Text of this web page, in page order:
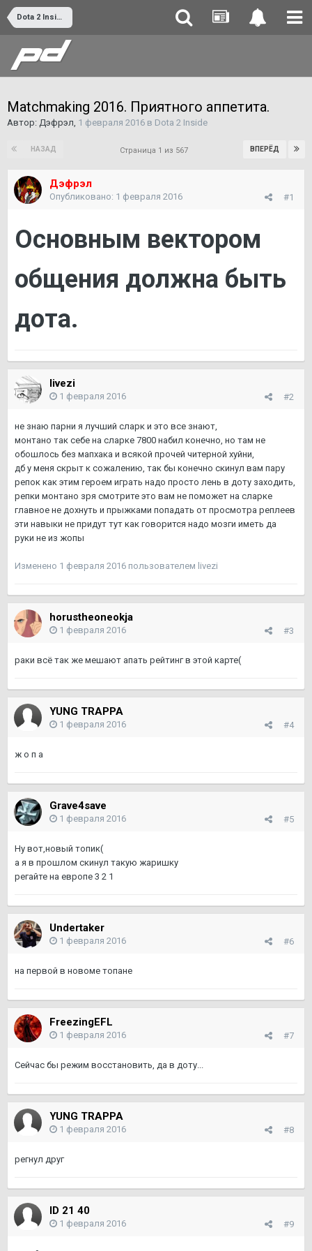
Dota 2 Inside
Matchmaking 2016. Приятного аппетита.
Автор: Дэфрэл, 1 февраля 2016 в Dota 2 Inside
НАЗАД ВПЕРЁД
Страница 1 из 567
Дэфрэл
#1
Опубликовано: 1 февраля 2016
Основным вектором
общения должна быть
дота.
livezi
#2
1 февраля 2016
не знаю парни я лучший сларк и это все знают,
монтано так себе на сларке 7800 набил конечно, но там не
обошлось без мапхака и всякой прочей читерной хуйни,
дб у меня скрыт к сожалению, так бы конечно скинул вам пару
репок как этим героем играть надо просто лень в доту заходить,
репки монтано зря смотрите это вам не поможет на сларке
главное не дохнуть и прыжками попадать от просмотра реплеев
эти навыки не придут тут как говорится надо мозги иметь да
руки не из жопы
Изменено 1 февраля 2016 пользователем livezi
horustheoneokja
#3
1 февраля 2016
раки всё так же мешают апать рейтинг в этой карте(
YUNG TRAPPA
#4
1 февраля 2016
ж о п а
Grave4save
#5
1 февраля 2016
Ну вот,новый топик(
а я в прошлом скинул такую жаришку
регайте на европе 3 2 1
Undertaker
#6
1 февраля 2016
на первой в новоме топане
FreezingEFL
#7
1 февраля 2016
Сейчас бы режим восстановить, да в доту...
YUNG TRAPPA
#8
1 февраля 2016
регнул друг
lD 21 40
#9
1 февраля 2016